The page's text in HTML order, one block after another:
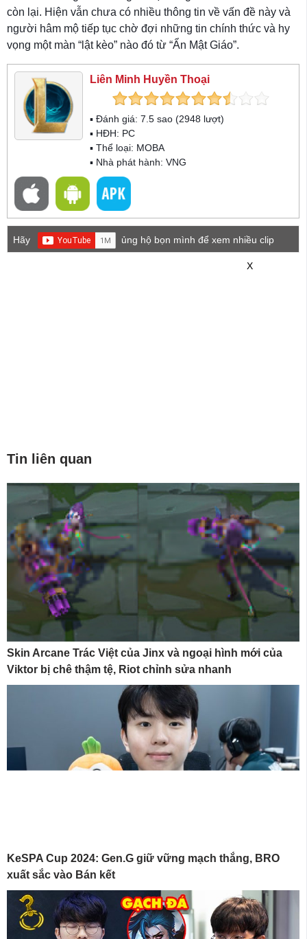
còn lại. Hiện vẫn chưa có nhiều thông tin về vấn đề này và
người hâm mộ tiếp tục chờ đợi những tin chính thức và hy
vọng một màn “lật kèo” nào đó từ “Ẩn Mật Giáo”.
Liên Minh Huyền Thoại
▪ Đánh giá: 7.5 sao (2948 lượt)
▪ HĐH: PC
▪ Thể loại: MOBA
▪ Nhà phát hành: VNG
Hãy
ủng hộ bọn mình để xem nhiều clip
X
Tin liên quan
Skin Arcane Trác Việt của Jinx và ngoại hình mới của
Viktor bị chê thậm tệ, Riot chỉnh sửa nhanh
KeSPA Cup 2024: Gen.G giữ vững mạch thắng, BRO
xuất sắc vào Bán kết